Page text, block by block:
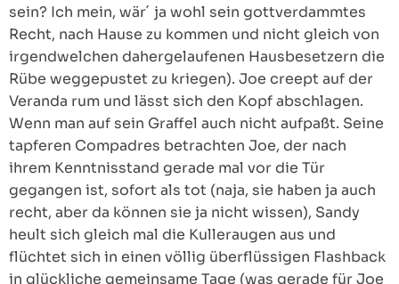
sein? Ich mein, wär´ ja wohl sein gottverdammtes
Recht, nach Hause zu kommen und nicht gleich von
irgendwelchen dahergelaufenen Hausbesetzern die
Rübe weggepustet zu kriegen). Joe creept auf der
Veranda rum und lässt sich den Kopf abschlagen.
Wenn man auf sein Graffel auch nicht aufpaßt. Seine
tapferen Compadres betrachten Joe, der nach
ihrem Kenntnisstand gerade mal vor die Tür
gegangen ist, sofort als tot (naja, sie haben ja auch
recht, aber da können sie ja nicht wissen), Sandy
heult sich gleich mal die Kulleraugen aus und
flüchtet sich in einen völlig überflüssigen Flashback
in glückliche gemeinsame Tage (was gerade für Joe